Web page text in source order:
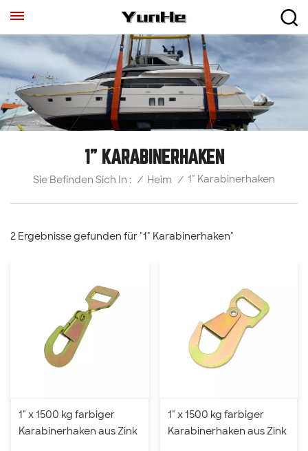
1" KARABINERHAKEN
Sie Befinden Sich In : / Heim / 1" Karabinerhaken
2 Ergebnisse gefunden für "1" Karabinerhaken"
1" x 1500 kg farbiger
Karabinerhaken aus Zink
1" x 1500 kg farbiger
Karabinerhaken aus Zink